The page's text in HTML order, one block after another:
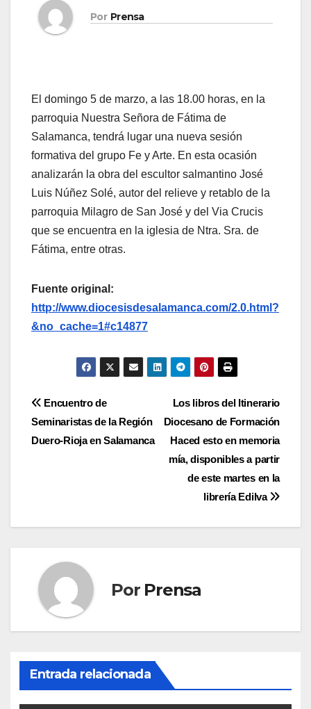
Por Prensa
El domingo 5 de marzo, a las 18.00 horas, en la
parroquia Nuestra Señora de Fátima de
Salamanca, tendrá lugar una nueva sesión
formativa del grupo Fe y Arte. En esta ocasión
analizarán la obra del escultor salmantino José
Luis Núñez Solé, autor del relieve y retablo de la
parroquia Milagro de San José y del Via Crucis
que se encuentra en la iglesia de Ntra. Sra. de
Fátima, entre otras.
Fuente original:
http://www.diocesisdesalamanca.com/2.0.html?
&no_cache=1#c14877
Navegación
de
Los libros del Itinerario
Diocesano de Formación
Haced esto en memoria
mía, disponibles a partir
de este martes en la
librería Edilva
Encuentro de
Seminaristas de la Región
Duero-Rioja en Salamanca
Por Prensa
Entrada relacionada